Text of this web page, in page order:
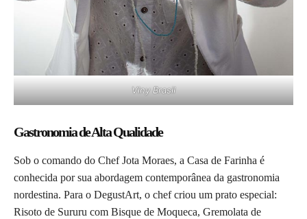
Viny Brasil
Gastronomia de Alta Qualidade
Sob o comando do Chef Jota Moraes, a Casa de Farinha é
conhecida por sua abordagem contemporânea da gastronomia
nordestina. Para o DegustArt, o chef criou um prato especial:
Risoto de Sururu com Bisque de Moqueca, Gremolata de